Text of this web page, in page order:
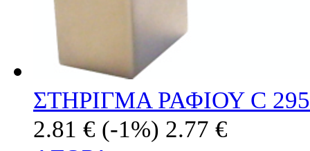
ΣΤΗΡΙΓΜΑ ΡΑΦΙΟΥ C 295
2.81 € (-1%) 2.77 €